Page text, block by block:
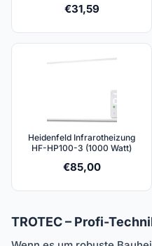
€31,59
Heidenfeld Infrarotheizung
HF-HP100-3 (1000 Watt)
€85,00
TROTEC – Profi-